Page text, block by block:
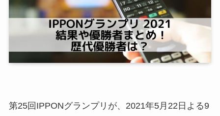
第25回IPPONグランプリが、2021年5月22日よる9